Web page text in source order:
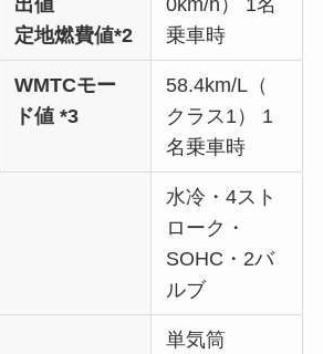
出値
定地燃費値*2
0km/h） 1名
乗車時
WMTCモー
ド値 *3
58.4km/L（
クラス1） 1
名乗車時
水冷・4スト
ローク・
SOHC・2バ
ルブ
単気筒